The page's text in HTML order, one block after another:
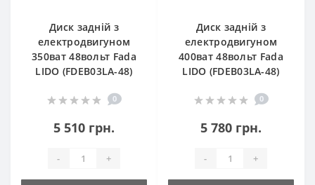
Диск задній з
електродвигуном
350ват 48вольт Fada
LIDO (FDEB03LA-48)
0
5 510 грн.
- +
Диск задній з
електродвигуном
400ват 48вольт Fada
LIDO (FDEB03LA-48)
0
5 780 грн.
- +